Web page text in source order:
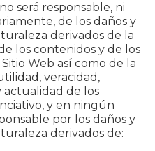
será responsable, ni
de los daños y
derivados de la
los contenidos y de los
Web así como de la
veracidad,
actualidad de los
y en ningún
por los daños y
derivados de: